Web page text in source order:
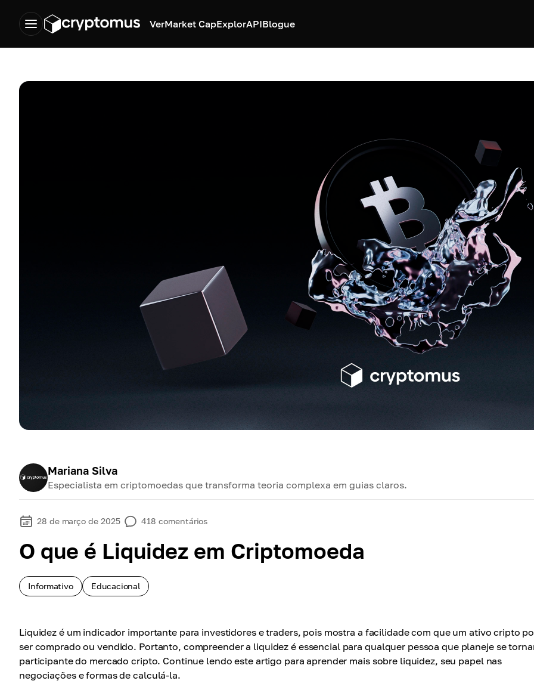
VerMarket CapExplorAPIBlogue
Mariana Silva
Especialista em criptomoedas que transforma teoria complexa em guias claros.
28 de março de 2025 418 comentários
O que é Liquidez em Criptomoeda
Informativo Educacional
Liquidez é um indicador importante para investidores e traders, pois mostra a facilidade com que um ativo cripto
ser comprado ou vendido. Portanto, compreender a liquidez é essencial para qualquer pessoa que planeje se
participante do mercado cripto. Continue lendo este artigo para aprender mais sobre liquidez, seu papel nas
negociações e formas de calculá-la.